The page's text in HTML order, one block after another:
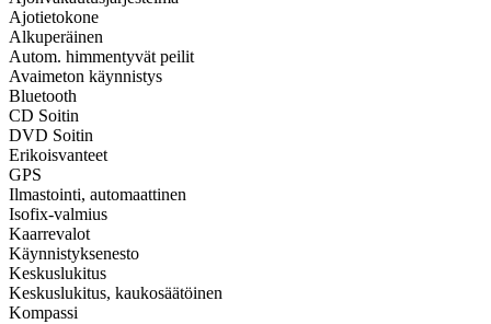
Ajotietokone
Alkuperäinen
Autom. himmentyvät peilit
Avaimeton käynnistys
Bluetooth
CD Soitin
DVD Soitin
Erikoisvanteet
GPS
Ilmastointi, automaattinen
Isofix-valmius
Kaarrevalot
Käynnistyksenesto
Keskuslukitus
Keskuslukitus, kaukosäätöinen
Kompassi